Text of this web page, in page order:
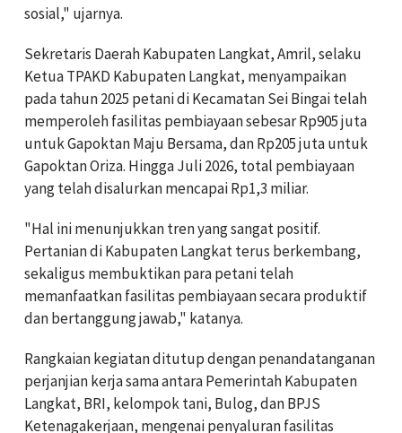
sosial," ujarnya.
Sekretaris Daerah Kabupaten Langkat, Amril, selaku
Ketua TPAKD Kabupaten Langkat, menyampaikan
pada tahun 2025 petani di Kecamatan Sei Bingai telah
memperoleh fasilitas pembiayaan sebesar Rp905 juta
untuk Gapoktan Maju Bersama, dan Rp205 juta untuk
Gapoktan Oriza. Hingga Juli 2026, total pembiayaan
yang telah disalurkan mencapai Rp1,3 miliar.
"Hal ini menunjukkan tren yang sangat positif.
Pertanian di Kabupaten Langkat terus berkembang,
sekaligus membuktikan para petani telah
memanfaatkan fasilitas pembiayaan secara produktif
dan bertanggung jawab," katanya.
Rangkaian kegiatan ditutup dengan penandatanganan
perjanjian kerja sama antara Pemerintah Kabupaten
Langkat, BRI, kelompok tani, Bulog, dan BPJS
Ketenagakerjaan, mengenai penyaluran fasilitas